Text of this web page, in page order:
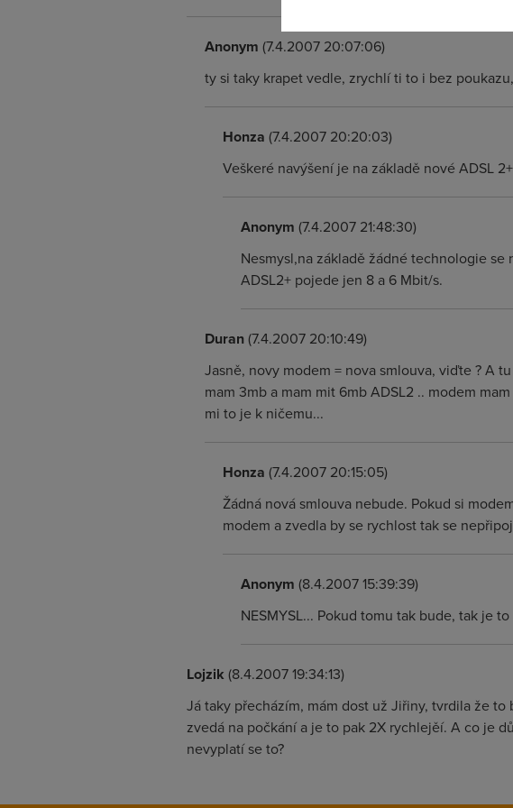
Anonym (7.4.2007 20:07:06)
ty si taky krapet vedle, zrychlí ti to i bez
Honza (7.4.2007 20:20:03)
Veškeré navýšení je na základě nové ADSL
Anonym (7.4.2007 21:48:30)
Nesmysl,na základě žádné technologie
ADSL2+ pojede jen 8 a 6 Mbit/s.
Duran(7.4.2007 20:10:49)
Jasně, novy modem = nova smlouva, viďte ? A
mam 3mb a mam mit 6mb ADSL2 .. modem
mi to je k ničemu...
Honza (7.4.2007 20:15:05)
Žádná nová smlouva nebude. Pokud si
modem a zvedla by se rychlost tak se
Anonym (8.4.2007 15:39:39)
NESMYSL... Pokud tomu tak bude, tak je
Lojzik (8.4.2007 19:34:13)
Já taky přecházím, mám dost už Jiřiny, tvrdila že
zvedá na počkání a je to pak 2X rychlejěí. A co je
nevyplatí se to?